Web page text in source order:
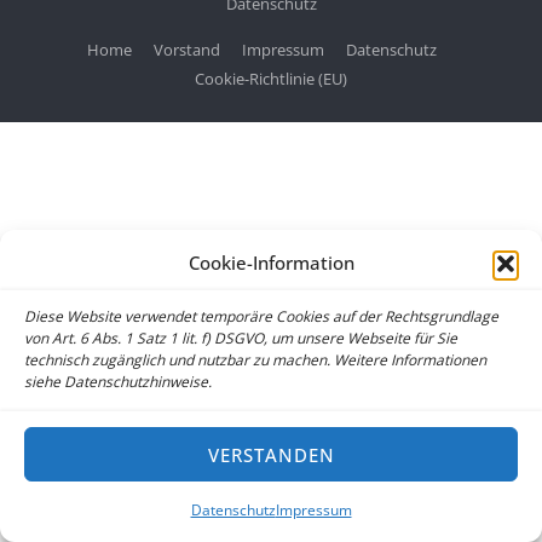
Cookie-Information
Diese Website verwendet temporäre Cookies auf der Rechtsgrundlage
von Art. 6 Abs. 1 Satz 1 lit. f) DSGVO, um unsere Webseite für Sie
technisch zugänglich und nutzbar zu machen. Weitere Informationen
siehe Datenschutzhinweise.
VERSTANDEN
DatenschutzImpressum
Home Vorstand Impressum
Datenschutz
Cookie-Richtlinie (EU)